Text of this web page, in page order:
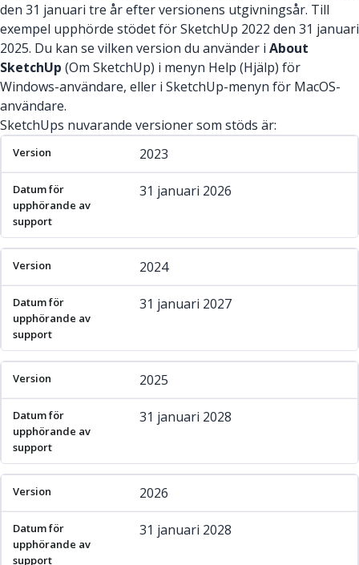
den 31 januari tre år efter versionens utgivningsår. Till
exempel upphörde stödet för SketchUp 2022 den 31 januari
2025. Du kan se vilken version du använder i About
SketchUp (Om SketchUp) i menyn Help (Hjälp) för
Windows-användare, eller i SketchUp-menyn för MacOS-
användare.
SketchUps nuvarande versioner som stöds är:
Version
Datum för upphörande av support
2023
31 januari 2026
2024
31 januari 2027
2025
31 januari 2028
2026
31 januari 2028